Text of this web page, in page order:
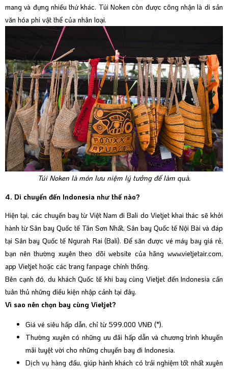
mang và đựng nhiều thứ khác. Túi Noken còn được công nhận là di sản
văn hóa phi vật thể của nhân loại.
Túi Noken là món lưu niệm lý tưởng để làm quà.
4. Di chuyển đến Indonesia như thế nào?
Hiện tại, các chuyến bay từ Việt Nam đi Bali do Vietjet khai thác sẽ khởi
hành từ Sân bay Quốc tế Tân Sơn Nhất, Sân bay Quốc tế Nội Bài và đáp
tại Sân bay Quốc tế Ngurah Rai (Bali). Để săn được vé máy bay giá rẻ,
bạn nên thường xuyên theo dõi website của hãng www.vietjetair.com,
app Vietjet hoặc các trang fanpage chính thống.
Bên cạnh đó, du khách Quốc tế khi bay cùng Vietjet đến Indonesia cần
tuân thủ những điều kiện nhập cảnh tại đây.
Vì sao nên chọn bay cùng Vietjet?
Giá vé siêu hấp dẫn, chỉ từ 599.000 VNĐ (*).
Thường xuyên có những ưu đãi hấp dẫn và chương trình khuyến
mãi tuyệt vời cho những chuyến bay đi Indonesia.
Dịch vụ hàng đầu, giúp hành khách có trải nghiệm tốt nhất xuyên